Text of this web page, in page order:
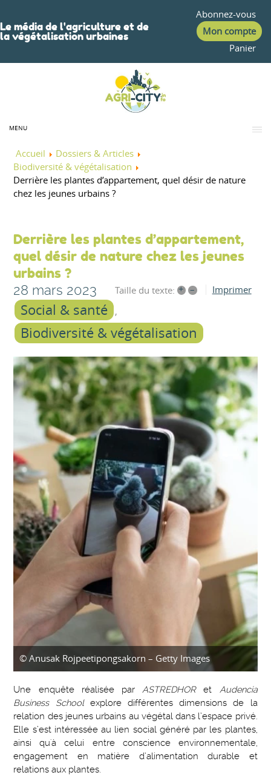
Le média de l'agriculture et de
la végétalisation urbaines
Abonnez-vous
Mon compte
Panier
MENU
Accueil
Dossiers & Articles
Biodiversité & végétalisation
Derrière les plantes d’appartement, quel désir de nature
chez les jeunes urbains ?
Derrière les plantes d’appartement,
quel désir de nature chez les jeunes
urbains ?
28 mars 2023 Taille du texte: + – Imprimer
Social & santé
Biodiversité & végétalisation
© Anusak Rojpeetipongsakorn – Getty Images
Une enquête réalisée parASTREDHORet Audencia
Business School explore différentes dimensions de la
relation des jeunes urbains au végétal dans l’espace privé.
Elle s’est intéressée au lien social généré par les plantes,
ainsi qu'à celui entre conscience environnementale,
engagement en matière d’alimentation durable et
relations aux plantes.